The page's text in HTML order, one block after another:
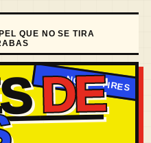
QUE NO SE TIRA
DE